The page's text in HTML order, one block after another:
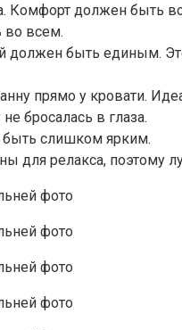
Комфорт должен быть
во всем.
должен быть единым.
прямо у кровати.
бросалась в глаза.
слишком ярким.
для релакса, поэтому